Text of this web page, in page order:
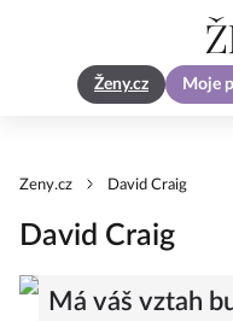
Ženy.cz Moje
Zeny.cz David Craig
David Craig
Má váš vztah